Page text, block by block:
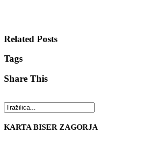
Related Posts
Tags
Share This
KARTA BISER ZAGORJA